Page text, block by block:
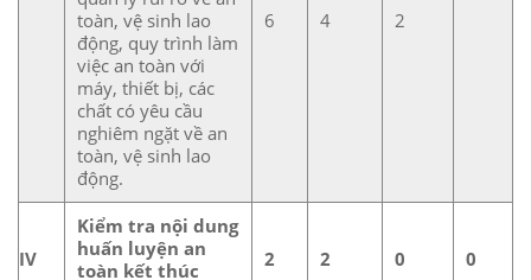
toàn, vệ sinh lao
động, quy trình làm
việc an toàn với
máy, thiết bị, các
chất có yêu cầu
nghiêm ngặt về an
toàn, vệ sinh lao
động.
6 4 2
IV
Kiểm tra nội dung
huấn luyện an
toàn kết thúc
2 2 0 0